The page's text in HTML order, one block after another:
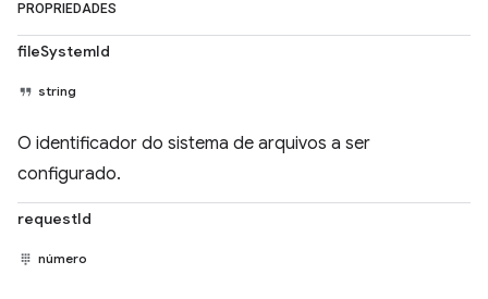
PROPRIEDADES
fileSystemId
string
O identificador do sistema de arquivos a ser
configurado.
requestId
número